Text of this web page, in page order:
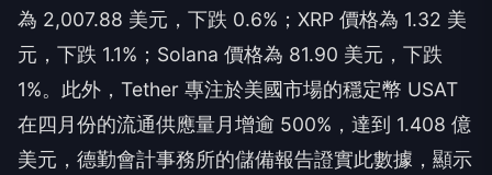
為 2,007.88 美元，下跌 0.6%；XRP 價格為 1.32 美
元，下跌 1.1%；Solana 價格為 81.90 美元，下跌
1%。此外，Tether 專注於美國市場的穩定幣 USAT
在四月份的流通供應量月增逾 500%，達到 1.408 億
美元，德勤會計事務所的儲備報告證實此數據，顯示